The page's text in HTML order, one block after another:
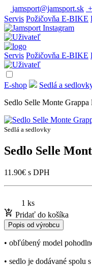
jamsport@jamsport.sk
Servis Požičovňa E-BIKE
Servis Požičovňa E-BIKE
E-shop
Sedlá a
Sedlo Selle Monte Grappa
Sedlá a sedlovky
Sedlo Selle
11.90€ s DPH
1 ks
Pridať do košíka
Popis od výrobcu
• obľúbený model
• sedlo je dodávané spolu